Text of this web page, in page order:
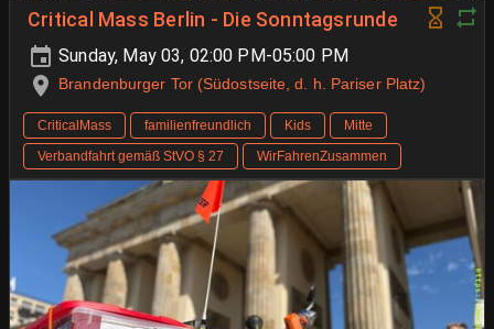
Critical Mass Berlin - Die Sonntagsrunde
Sunday, May 03, 02:00 PM-05:00 PM
Brandenburger Tor (Südostseite, d. h. Pariser Platz)
CriticalMass familienfreundlich Kids
Mitte
Verbandfahrt gemäß StVO § 27
WirFahrenZusammen